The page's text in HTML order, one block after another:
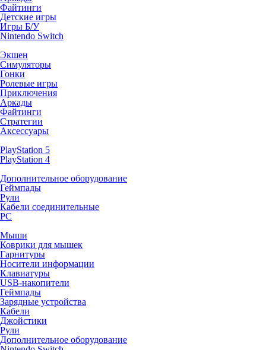
Файтинги
Детские игры
Игры Б/У
Nintendo Switch
Экшен
Симуляторы
Гонки
Ролевые игры
Приключения
Аркады
Файтинги
Стратегии
Аксессуары
PlayStation 5
PlayStation 4
Дополнительное оборудование
Геймпады
Рули
Кабели соединительные
PC
Мыши
Коврики для мышек
Гарнитуры
Носители информации
Клавиатуры
USB-накопители
Геймпады
Зарядные устройства
Кабели
Джойстики
Рули
Дополнительное оборудование